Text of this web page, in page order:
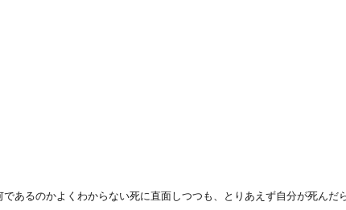
あるのかよくわからない死に直面しつつも、とりあえず自分が死んだ